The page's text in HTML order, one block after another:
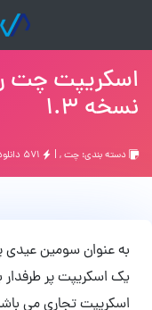
نسخه 1.3
دسته بندی: چت, |
اسکریپت تجاری می